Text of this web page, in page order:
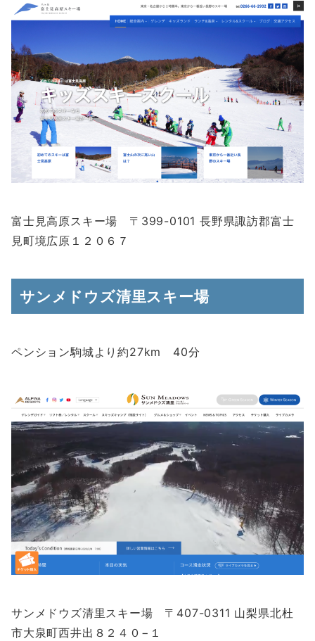
富士見高原スキー場 〒399-0101 長野県諏訪郡富士
見町境広原１２０６７
サンメドウズ清里スキー場
ペンション駒城より約27km 40分
サンメドウズ清里スキー場 〒407-0311 山梨県北杜
市大泉町西井出８２４０−１